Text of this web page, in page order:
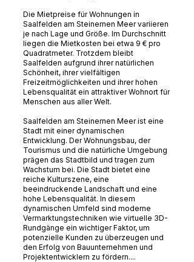
Die Mietpreise für Wohnungen in
Saalfelden am Steinernen Meer variieren
je nach Lage und Größe. Im Durchschnitt
liegen die Mietkosten bei etwa 9 € pro
Quadratmeter. Trotzdem bleibt
Saalfelden aufgrund ihrer natürlichen
Schönheit, ihrer vielfältigen
Freizeitmöglichkeiten und ihrer hohen
Lebensqualität ein attraktiver Wohnort für
Menschen aus aller Welt.
Saalfelden am Steinernen Meer ist eine
Stadt mit einer dynamischen
Entwicklung. Der Wohnungsbau, der
Tourismus und die natürliche Umgebung
prägen das Stadtbild und tragen zum
Wachstum bei. Die Stadt bietet eine
reiche Kulturszene, eine
beeindruckende Landschaft und eine
hohe Lebensqualität. In diesem
dynamischen Umfeld sind moderne
Vermarktungstechniken wie virtuelle 3D-
Rundgänge ein wichtiger Faktor, um
potenzielle Kunden zu überzeugen und
den Erfolg von Bauunternehmen und
Projektentwicklern zu fördern....